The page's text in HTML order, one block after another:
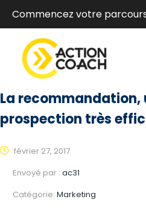
Commencez votre
La recommandation,
prospection très
février 27, 2017
Envoyé par : ac31
Catégorie: Marketing